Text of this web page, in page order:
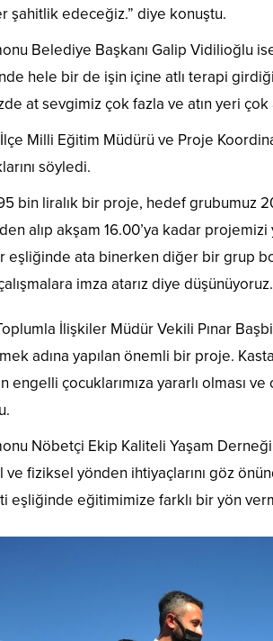
şahitlik edeceğiz.” diye konuştu.
Belediye Başkanı Galip Vidilioğlu
hele bir de işin içine atlı terapi
at sevgimiz çok fazla ve atın yeri çok
Milli Eğitim Müdürü ve Proje
söyledi.
bin liralık bir proje, hedef grubumuz
alıp akşam 16.00’ya kadar
eşliğinde ata binerken diğer bir grup
imza atarız diye
İlişkiler Müdür Vekili Pınar
adına yapılan önemli bir proje.
engelli çocuklarımıza yararlı olması ve
Nöbetçi Ekip Kaliteli Yaşam
ve fiziksel yönden ihtiyaçlarını göz
eşliğinde eğitimimize farklı bir yön